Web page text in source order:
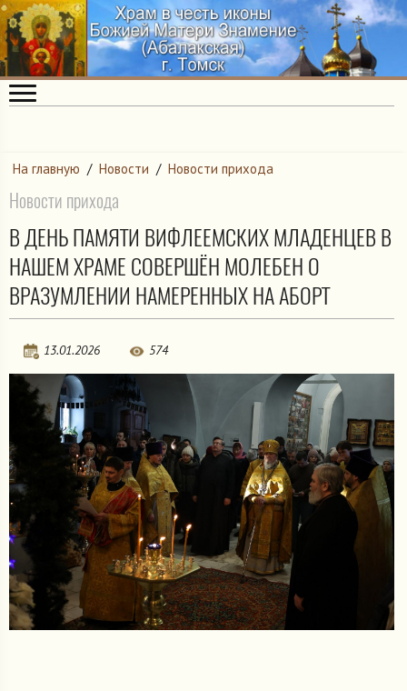
На главную / Новости / Новости прихода
Новости прихода
В ДЕНЬ ПАМЯТИ ВИФЛЕЕМСКИХ МЛАДЕНЦЕВ В
НАШЕМ ХРАМЕ СОВЕРШЁН МОЛЕБЕН О
ВРАЗУМЛЕНИИ НАМЕРЕННЫХ НА АБОРТ
13.01.2026 574